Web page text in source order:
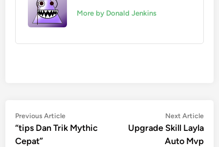
More by Donald Jenkins
Post
navigation
Previous ArticlePrevious
article:
“tips Dan Trik Mythic
Cepat”
Next Article
Upgrade Skill Layla
Auto Mvp